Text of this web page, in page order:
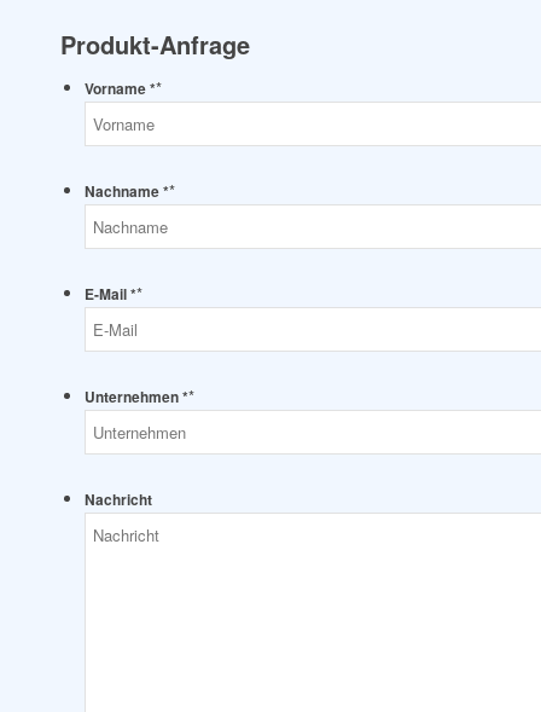
Produkt-Anfrage
Vorname **
Nachname **
E-Mail **
Unternehmen **
Nachricht